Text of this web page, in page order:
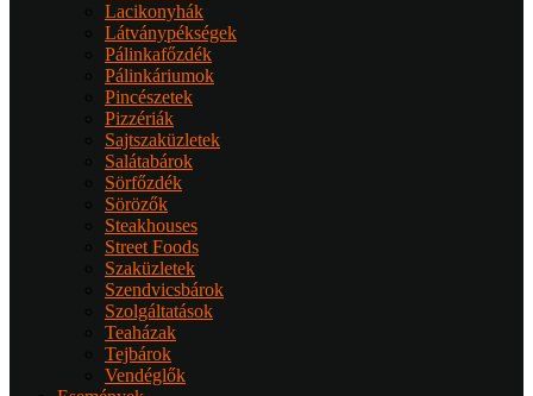
Lacikonyhák
Látványpékségek
Pálinkafőzdék
Pálinkáriumok
Pincészetek
Pizzériák
Sajtszaküzletek
Salátabárok
Sörfőzdék
Sörözők
Steakhouses
Street Foods
Szaküzletek
Szendvicsbárok
Szolgáltatások
Teaházak
Tejbárok
Vendéglők